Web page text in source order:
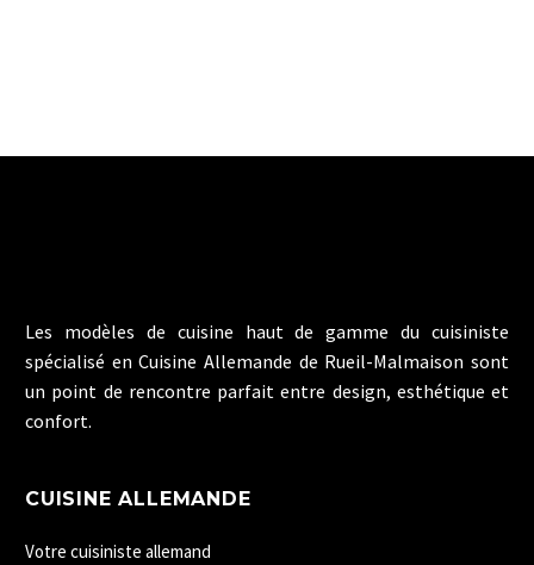
Les modèles de cuisine haut de gamme du cuisiniste
spécialisé en Cuisine Allemande de Rueil-Malmaison sont
un point de rencontre parfait entre design, esthétique et
confort.
CUISINE ALLEMANDE
Votre cuisiniste allemand